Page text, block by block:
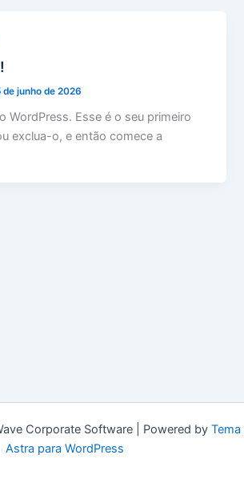
de junho de 2026
WordPress. Esse é o seu primeiro
exclua-o, e então comece a
Corporate Software | Powered by Tema
Astra para WordPress